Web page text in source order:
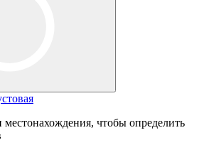
чтобы определить